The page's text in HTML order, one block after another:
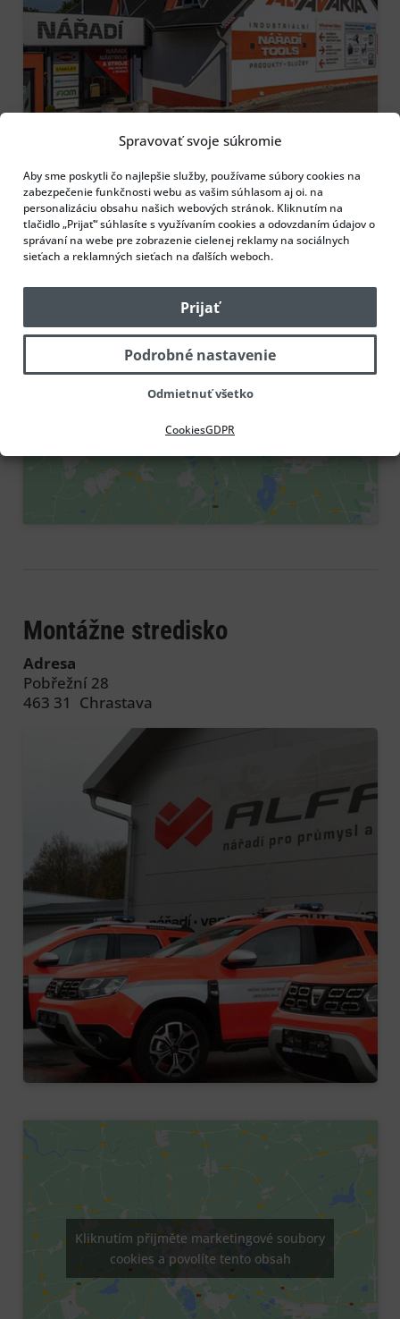
Spravovať svoje súkromie
Aby sme poskytli čo najlepšie služby, používame súbory cookies na
zabezpečenie funkčnosti webu as vašim súhlasom aj oi. na
personalizáciu obsahu našich webových stránok. Kliknutím na
tlačidlo „Prijať“ súhlasíte s využívaním cookies a odovzdaním údajov o
správaní na webe pre zobrazenie cielenej reklamy na sociálnych
sieťach a reklamných sieťach na ďalších weboch.
Prijať
Odmietnuť všetko
Podrobné nastavenie
CookiesGDPR
Kliknutím přijměte marketingové soubory
Montážne stredisko
Adresa
Pobřežní 28
463 31 Chrastava
Kliknutím přijměte marketingové soubory
cookies a povolíte tento obsah